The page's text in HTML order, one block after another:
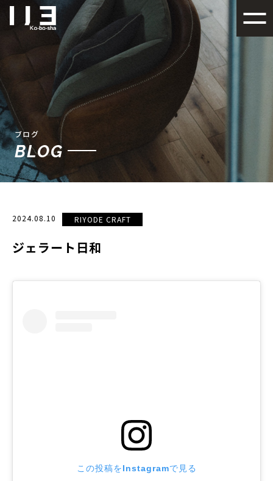
札幌でデザイン性の高い注文
ブログ
BLOG
2024.08.10 RIYODE CRAFT
ジェラート日和
この投稿をInstagramで見る